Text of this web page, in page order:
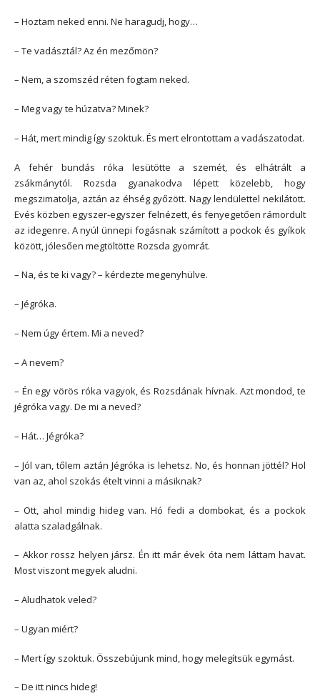
– Hoztam neked enni. Ne haragudj, hogy…
– Te vadásztál? Az én mezőmön?
– Nem, a szomszéd réten fogtam neked.
– Meg vagy te húzatva? Minek?
– Hát, mert mindig így szoktuk. És mert elrontottam a vadászatodat.
A fehér bundás róka lesütötte a szemét, és elhátrált a
zsákmánytól. Rozsda gyanakodva lépett közelebb, hogy
megszimatolja, aztán az éhség győzött. Nagy lendülettel nekilátott.
Evés közben egyszer-egyszer felnézett, és fenyegetően rámordult
az idegenre. A nyúl ünnepi fogásnak számított a pockok és gyíkok
között, jólesően megtöltötte Rozsda gyomrát.
– Na, és te ki vagy? – kérdezte megenyhülve.
– Jégróka.
– Nem úgy értem. Mi a neved?
– A nevem?
– Én egy vörös róka vagyok, és Rozsdának hívnak. Azt mondod, te
jégróka vagy. De mi a neved?
– Hát… Jégróka?
– Jól van, tőlem aztán Jégróka is lehetsz. No, és honnan jöttél? Hol
van az, ahol szokás ételt vinni a másiknak?
– Ott, ahol mindig hideg van. Hó fedi a dombokat, és a pockok
alatta szaladgálnak.
– Akkor rossz helyen jársz. Én itt már évek óta nem láttam havat.
Most viszont megyek aludni.
– Aludhatok veled?
– Ugyan miért?
– Mert így szoktuk. Összebújunk mind, hogy melegítsük egymást.
– De itt nincs hideg!